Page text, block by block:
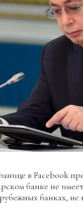
в Facebook
банке не
банках,